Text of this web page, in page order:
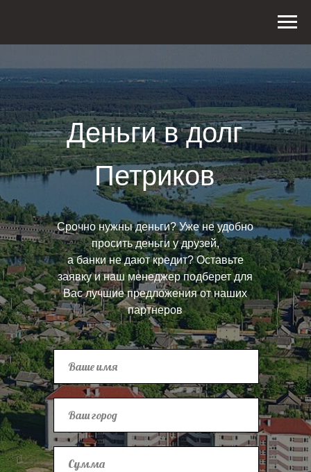
Деньги в долг
Петриков
Срочно нужны деньги? Уже не удобно
просить деньги у друзей,
а банки не дают кредит? Оставьте
заявку и наш менеджер подберет для
Вас лучшие предложения от наших
партнеров